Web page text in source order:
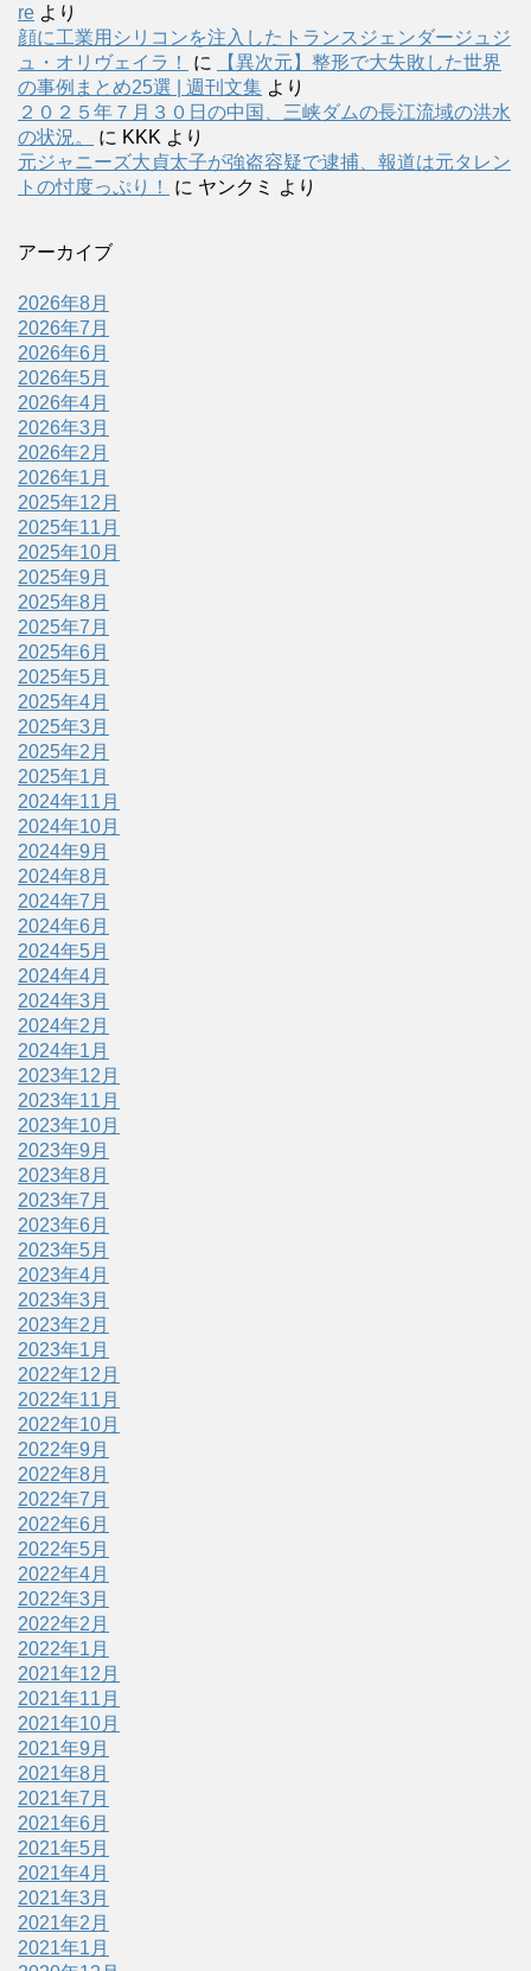
re より
顔に工業用シリコンを注入したトランスジェンダージュジ
ュ・オリヴェイラ！
に
【異次元】整形で大失敗した世界
の事例まとめ25選 | 週刊文集 より
２０２５年７月３０日の中国、三峡ダムの長江流域の洪水
の状況。
に KKK より
元ジャニーズ大貞太子が強盗容疑で逮捕、報道は元タレン
トの忖度っぷり！
に ヤンクミ より
アーカイブ
2026年8月
2026年7月
2026年6月
2026年5月
2026年4月
2026年3月
2026年2月
2026年1月
2025年12月
2025年11月
2025年10月
2025年9月
2025年8月
2025年7月
2025年6月
2025年5月
2025年4月
2025年3月
2025年2月
2025年1月
2024年11月
2024年10月
2024年9月
2024年8月
2024年7月
2024年6月
2024年5月
2024年4月
2024年3月
2024年2月
2024年1月
2023年12月
2023年11月
2023年10月
2023年9月
2023年8月
2023年7月
2023年6月
2023年5月
2023年4月
2023年3月
2023年2月
2023年1月
2022年12月
2022年11月
2022年10月
2022年9月
2022年8月
2022年7月
2022年6月
2022年5月
2022年4月
2022年3月
2022年2月
2022年1月
2021年12月
2021年11月
2021年10月
2021年9月
2021年8月
2021年7月
2021年6月
2021年5月
2021年4月
2021年3月
2021年2月
2021年1月